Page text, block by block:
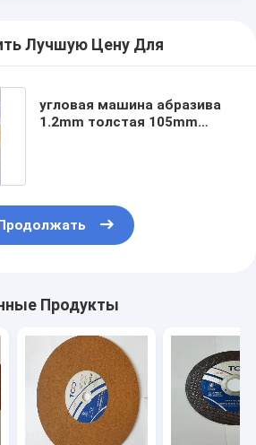
Лучшую Цену Для
угловая машина абразива
1.2mm толстая 105mm
Продукты